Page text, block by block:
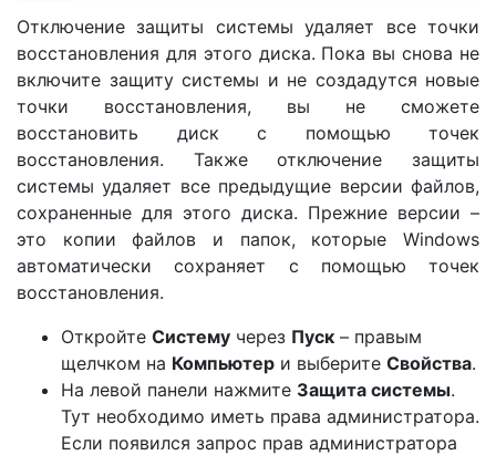
Отключение защиты системы удаляет все точки
восстановления для этого диска. Пока вы снова не
включите защиту системы и не создадутся новые
точки восстановления, вы не сможете
восстановить диск с помощью точек
восстановления. Также отключение защиты
системы удаляет все предыдущие версии файлов,
сохраненные для этого диска. Прежние версии –
это копии файлов и папок, которые Windows
автоматически сохраняет с помощью точек
восстановления.
Откройте Систему через Пуск – правым
щелчком на Компьютер и выберите Свойства.
На левой панели нажмите Защита системы.
Тут необходимо иметь права администратора.
Если появился запрос прав администратора